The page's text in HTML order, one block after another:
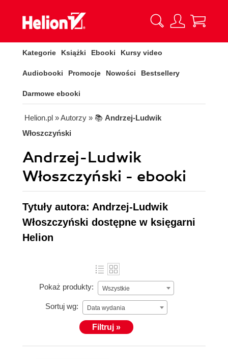
Kategorie Książki Ebooki Kursy video
Audiobooki Promocje Nowości Bestsellery
Darmowe ebooki
Helion.pl » Autorzy » 📚 Andrzej-Ludwik
Włoszczyński
Andrzej-Ludwik
Włoszczyński - ebooki
Tytuły autora: Andrzej-Ludwik
Włoszczyński dostępne w księgarni
Helion
Pokaż produkty: Wszystkie
Sortuj wg: Data wydania
Filtruj »